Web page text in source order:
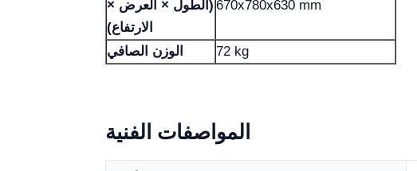
(الطول × العرض ×
الارتفاع)
670x780x630 mm
الوزن الصافي 72 kg
المواصفات الفنية